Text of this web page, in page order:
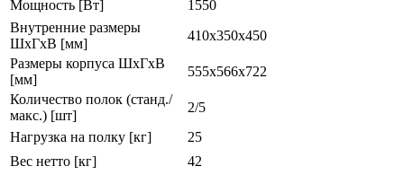
Мощность [Вт]
1550
Внутренние размеры
ШxГxВ [мм]
410x350x450
Размеры корпуса ШxГxВ
[мм]
555x566x722
Количество полок (станд./
макс.) [шт]
2/5
Нагрузка на полку [кг]
25
Вес нетто [кг]
42